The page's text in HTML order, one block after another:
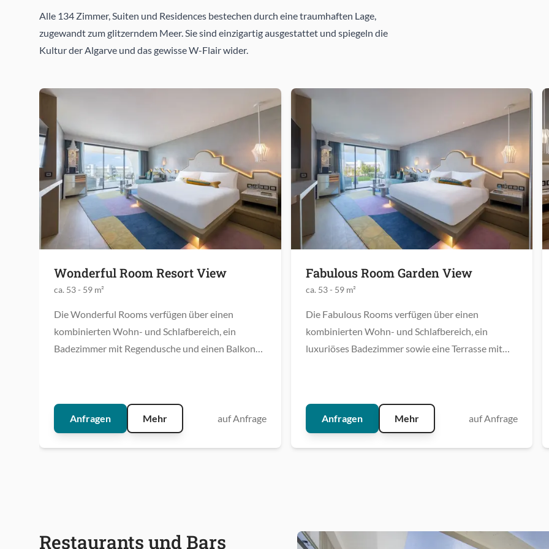
Alle 134 Zimmer, Suiten und Residences bestechen durch eine traumhaften Lage,
zugewandt zum glitzerndem Meer. Sie sind einzigartig ausgestattet und spiegeln die
Kultur der Algarve und das gewisse W-Flair wider.
Wonderful Room Resort View
ca. 53 - 59 m²
Die Wonderful Rooms verfügen über einen
kombinierten Wohn- und Schlafbereich, ein
Badezimmer mit Regendusche und einen Balkon
Anfragen Mehr auf Anfrage
Fabulous Room Garden View
ca. 53 - 59 m²
Die Fabulous Rooms verfügen über einen
kombinierten Wohn- und Schlafbereich, ein
luxuriöses Badezimmer sowie eine Terrasse mit
Anfragen Mehr auf Anfrage
Restaurants und Bars